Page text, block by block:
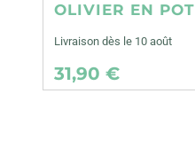
OLIVIER EN POT
Livraison dès le 10 août
31,90 €